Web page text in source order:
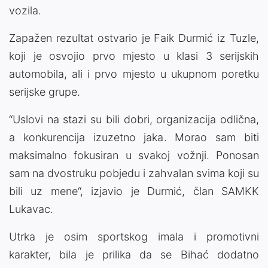
vozila.
Zapažen rezultat ostvario je Faik Durmić iz Tuzle,
koji je osvojio prvo mjesto u klasi 3 serijskih
automobila, ali i prvo mjesto u ukupnom poretku
serijske grupe.
“Uslovi na stazi su bili dobri, organizacija odlična,
a konkurencija izuzetno jaka. Morao sam biti
maksimalno fokusiran u svakoj vožnji. Ponosan
sam na dvostruku pobjedu i zahvalan svima koji su
bili uz mene“, izjavio je Durmić, član SAMKK
Lukavac.
Utrka je osim sportskog imala i promotivni
karakter, bila je prilika da se Bihać dodatno